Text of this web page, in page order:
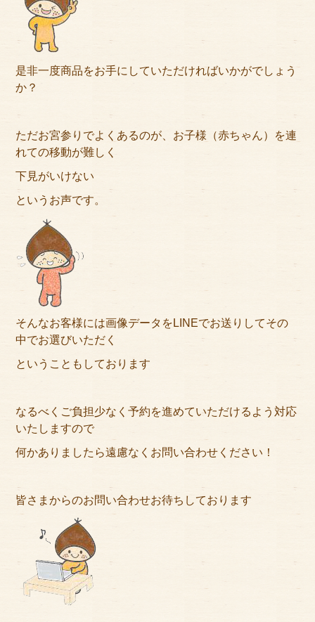
是非一度商品をお手にしていただければいかがでしょう
か？
ただお宮参りでよくあるのが、お子様（赤ちゃん）を連
れての移動が難しく
下見がいけない
というお声です。
そんなお客様には画像データをLINEでお送りしてその
中でお選びいただく
ということもしております
なるべくご負担少なく予約を進めていただけるよう対応
いたしますので
何かありましたら遠慮なくお問い合わせください！
皆さまからのお問い合わせお待ちしております